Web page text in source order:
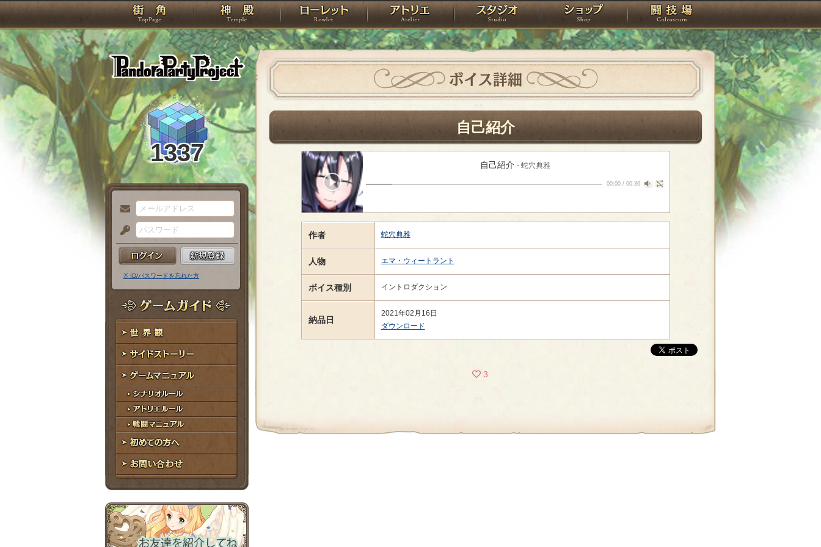
PandoraPartyProject
TOP 神殿 ローレット アトリエ スタジオ ショップ 闘技場
1337
メ
ー
ル
ア
ド
レ
ス
パ
ス
ー
ド
※ ID/パスワードを忘れた方
ゲームガイド
世界観
サイドストーリー
ゲームマニュアル
シナリオルール
アトリエルール
戦闘マニュアル
初めての方へ
お問い合わせ
ボイス詳細
自己紹介
自己紹介 - 蛇穴典雅
00:00/ 00:36
作者 蛇穴典雅
人物 エマ・ウィートラント
ボイス種別 イントロダクション
納品日
2021年02月16日
ダウンロード
3